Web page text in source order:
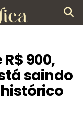
900,
saindo